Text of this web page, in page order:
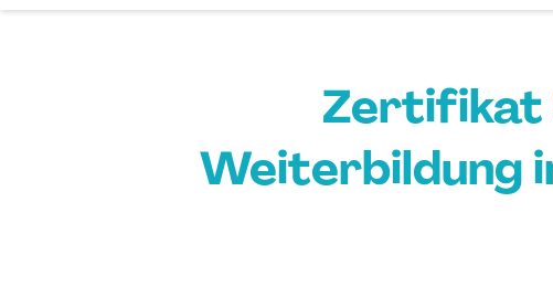
Zertifikat
Weiterbildung